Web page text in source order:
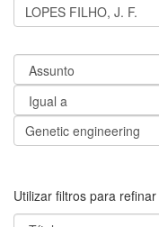
Utilizar filtros para